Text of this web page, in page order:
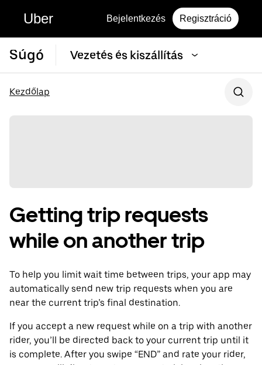
Uber Bejelentkezés Regisztráció
Súgó Vezetés és kiszállítás
Kezdőlap
Getting trip requests
while on another trip
To help you limit wait time between trips, your app may
automatically send new trip requests when you are
near the current trip’s final destination.
If you accept a new request while on a trip with another
rider, you’ll be directed back to your current trip until it
is complete. After you swipe “END” and rate your rider,